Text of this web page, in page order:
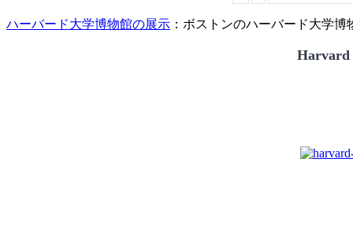
ハーバード大学博物館の展示 ：ボストンのハーバード大学博
Harvard